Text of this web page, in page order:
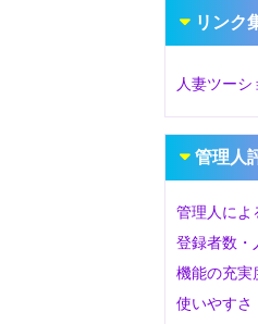
リンク
人妻ツーシ
管理人
管理人によ
登録者数・
機能の充実
使いやすさ